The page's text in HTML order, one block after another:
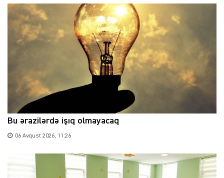
Bu ərazilərdə işıq olmayacaq
06 Avqust 2026, 11:26